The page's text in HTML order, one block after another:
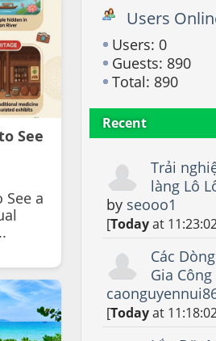
Users
Users: 0
Guests: 890
Total: 890
Recent
Trải
làng Lô
by seooo1
[Todayat
Các
Gia Công
[Todayat
See
a